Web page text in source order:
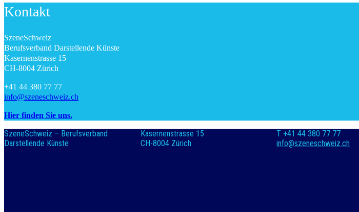
Kontakt
SzeneSchweiz
Berufsverband Darstellende Künste
Kasernenstrasse 15
CH-8004 Zürich
+41 44 380 77 77
info@szeneschweiz.ch
Hier finden Sie uns.
SzeneSchweiz – Berufsverband
Darstellende Künste
Kasernenstrasse 15
CH-8004 Zürich
T +41 44 380 77 77
info@szeneschweiz.ch